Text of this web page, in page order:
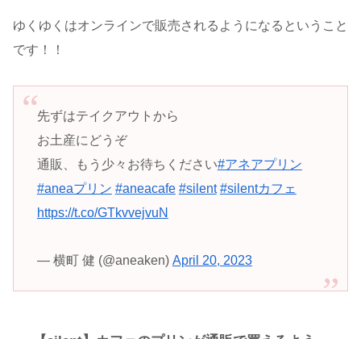
ゆくゆくはオンラインで販売されるようになるということ
です！！
先ずはテイクアウトから
お土産にどうぞ
通販、もう少々お待ちください#アネアプリン
#aneaプリン #aneacafe #silent #silentカフェ
https://t.co/GTkvvejvuN
— 横町 健 (@aneaken) April 20, 2023